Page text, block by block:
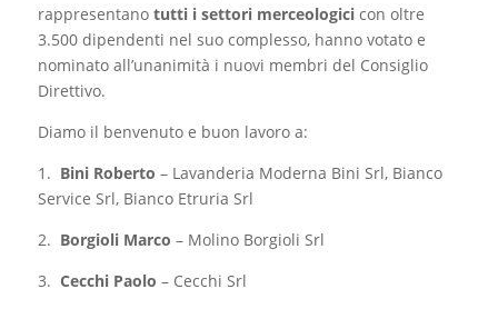
rappresentano tutti i settori merceologicicon oltre
3.500 dipendenti nel suo complesso, hanno votato e
nominato all’unanimità i nuovi membri del Consiglio
Direttivo.
Diamo il benvenuto e buon lavoro a:
1. Bini Roberto – Lavanderia Moderna Bini Srl, Bianco
Service Srl, Bianco Etruria Srl
2. Borgioli Marco – Molino Borgioli Srl
3. Cecchi Paolo – Cecchi Srl